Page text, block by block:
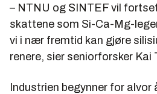
– NTNU og SINTEF vil
skattene som Si-Ca-Mg-
vi i nær fremtid kan gjøre
renere, sier seniorforsker Kai
Industrien begynner for alvor